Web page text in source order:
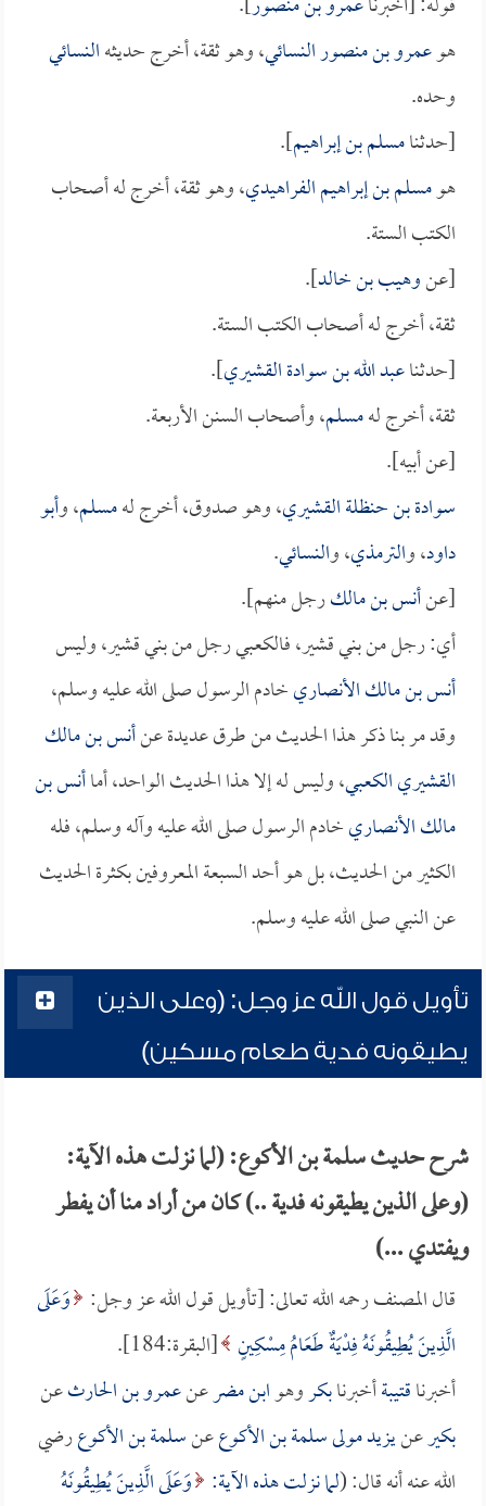
هوعمرو بن منصور النسائي، وهو ثقة، أخرج حديثهالنسائي
وحده.
[حدثنامسلم بن إبراهيم].
هومسلم بن إبراهيم الفراهيدي، وهو ثقة، أخرج له أصحاب
الكتب الستة.
[عنوهيب بن خالد].
ثقة، أخرج له أصحاب الكتب الستة.
[حدثناعبد الله بن سوادة القشيري].
ثقة، أخرج لهمسلم، وأصحاب السنن الأربعة.
[عن أبيه].
سوادة بن حنظلة القشيري، وهو صدوق، أخرج لهمسلم، وأبو
داود، والترمذي، والنسائي.
[عنأنس بن مالكرجل منهم].
أي: رجل من بني قشير، فالكعبي رجل من بني قشير، وليس
أنس بن مالك الأنصاريخادم الرسول صلى الله عليه وسلم،
وقد مر بنا ذكر هذا الحديث من طرق عديدة عنأنس بن مالك
القشيري الكعبي، وليس له إلا هذا الحديث الواحد، أماأنس بن
مالك الأنصاريخادم الرسول صلى الله عليه وآله وسلم، فله
الكثير من الحديث، بل هو أحد السبعة المعروفين بكثرة الحديث
عن النبي صلى الله عليه وسلم.
تأويل قول الله عز وجل: (وعلى الذين
يطيقونه فدية طعام مسكين)
شرح حديث سلمة بن الأكوع: (لما نزلت هذه الآية:
(وعلى الذين يطيقونه فدية ..) كان من أراد منا أن يفطر
ويفتدي ...)
قال المصنف رحمه الله تعالى: [تأويل قول الله عز وجل: وَعَلَى
الَّذِينَ يُطِيقُونَهُ فِدْيَةٌ طَعَامُ مِسْكِينٍ [البقرة:184].
أخبرناقتيبةأخبرنابكروهوابن مضرعنعمرو بن الحارثعن
بكيرعنيزيد مولى سلمة بن الأكوععنسلمة بن الأكوعرضي
الله عنه أنه قال: (لما نزلت هذه الآية: وَعَلَى الَّذِينَ يُطِيقُونَهُ